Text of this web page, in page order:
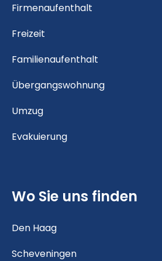
Firmenaufenthalt
Freizeit
Familienaufenthalt
Übergangswohnung
Umzug
Evakuierung
Wo Sie uns finden
Den Haag
Scheveningen